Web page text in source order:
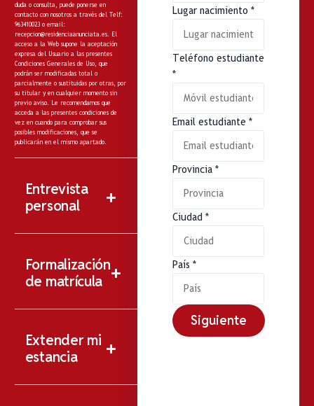
duda o consulta, puede ponerse en
contacto con nosotros a través del Telf:
963410023 o email:
recepcion@residenciaanunciata.es. El
acceso a la Web supone la aceptación
expresa del Usuario a las presentes
Condiciones Generales de Uso, que
podrán ser modificadas total o
parcialmente o sustituidas por otras, por
su titular y en cualquier momento sin
previo aviso. Le recomendamos que
acceda a las presentes condiciones de
vez en cuando para comprobar sus
posibles modificaciones, que se
publicarán en el mismo apartado.
Entrevista
personal
Formalización
de matrícula
Extender mi
estancia
Lugar nacimiento *
Teléfono estudiante
*
Email estudiante *
Provincia *
Ciudad *
País *
Siguiente